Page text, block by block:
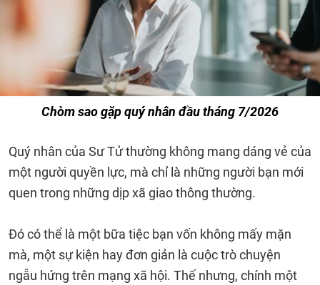
Chòm sao gặp quý nhân đầu tháng 7/2026
Quý nhân của Sư Tử thường không mang dáng vẻ của
một người quyền lực, mà chỉ là những người bạn mới
quen trong những dịp xã giao thông thường.
Đó có thể là một bữa tiệc bạn vốn không mấy mặn
mà, một sự kiện hay đơn giản là cuộc trò chuyện
ngẫu hứng trên mạng xã hội. Thế nhưng, chính một